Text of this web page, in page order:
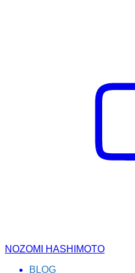
NOZOMI HASHIMOTO
BLOG